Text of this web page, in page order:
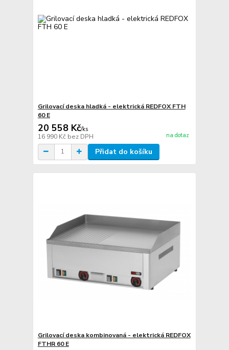
Grilovací deska hladká - elektrická REDFOX FTH
60 E
20 558 Kč/ks
16 990 Kč bez DPH na dotaz
Přidat do košíku
Grilovací deska kombinovaná - elektrická REDFOX
FTHR 60 E